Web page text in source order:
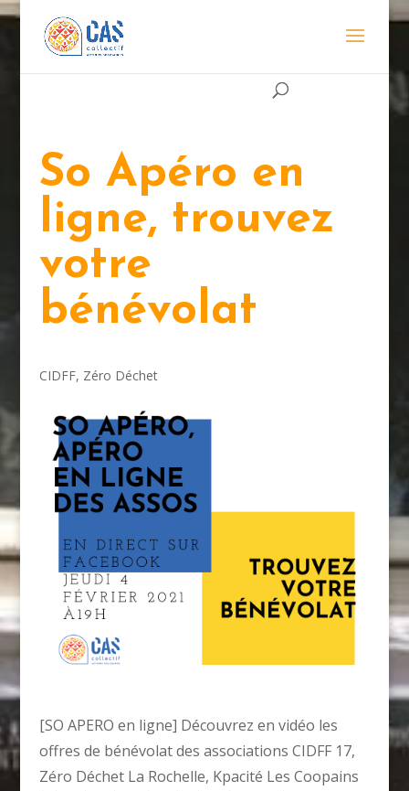
So Apéro en
ligne, trouvez
votre
bénévolat
CIDFF, Zéro Déchet
[SO APERO en ligne] Découvrez en vidéo les
offres de bénévolat des associations CIDFF 17,
Zéro Déchet La Rochelle, Kpacité Les Coopains